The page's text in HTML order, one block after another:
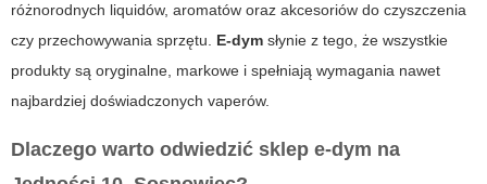
różnorodnych liquidów, aromatów oraz akcesoriów do czyszczenia
czy przechowywania sprzętu. E-dym słynie z tego, że wszystkie
produkty są oryginalne, markowe i spełniają wymagania nawet
najbardziej doświadczonych vaperów.
Dlaczego warto odwiedzić sklep e-dym na